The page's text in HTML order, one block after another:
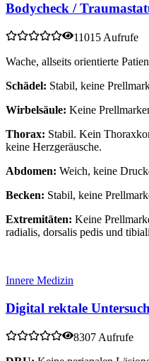
Bodycheck /
11015 Aufrufe
Wache, allseits orientierte
Schädel: Stabil, keine
Wirbelsäule: Keine
Thorax: Stabil. Kein
keine Herzgeräusche.
Abdomen: Weich, keine
Becken: Stabil, keine
Extremitäten: Keine
radialis, dorsalis pedis und
Innere Medizin
Digital rektale
8307 Aufrufe